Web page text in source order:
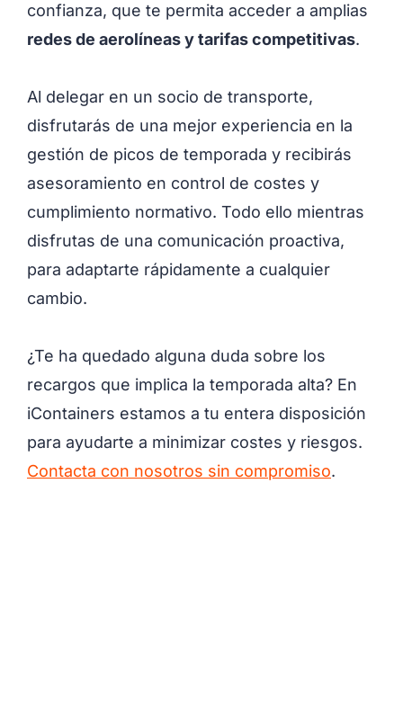
confianza, que te permita acceder a amplias
redes de aerolíneas y tarifas competitivas.
Al delegar en un socio de transporte,
disfrutarás de una mejor experiencia en la
gestión de picos de temporada y recibirás
asesoramiento en control de costes y
cumplimiento normativo. Todo ello mientras
disfrutas de una comunicación proactiva,
para adaptarte rápidamente a cualquier
cambio.
¿Te ha quedado alguna duda sobre los
recargos que implica la temporada alta? En
iContainers estamos a tu entera disposición
para ayudarte a minimizar costes y riesgos.
Contacta con nosotros sin compromiso.